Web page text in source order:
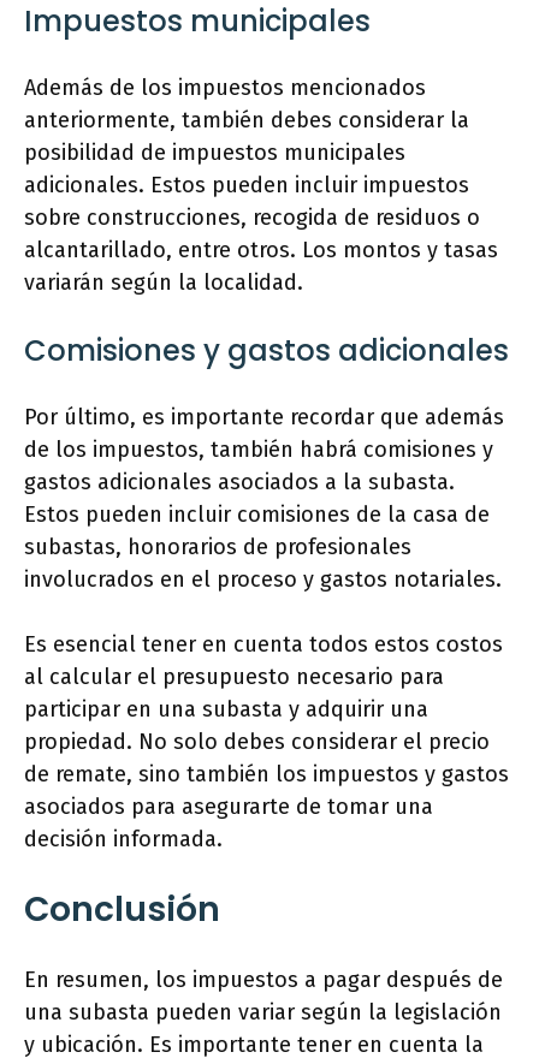
Impuestos municipales
Además de los impuestos mencionados
anteriormente, también debes considerar la
posibilidad de impuestos municipales
adicionales. Estos pueden incluir impuestos
sobre construcciones, recogida de residuos o
alcantarillado, entre otros. Los montos y tasas
variarán según la localidad.
Comisiones y gastos adicionales
Por último, es importante recordar que además
de los impuestos, también habrá comisiones y
gastos adicionales asociados a la subasta.
Estos pueden incluir comisiones de la casa de
subastas, honorarios de profesionales
involucrados en el proceso y gastos notariales.
Es esencial tener en cuenta todos estos costos
al calcular el presupuesto necesario para
participar en una subasta y adquirir una
propiedad. No solo debes considerar el precio
de remate, sino también los impuestos y gastos
asociados para asegurarte de tomar una
decisión informada.
Conclusión
En resumen, los impuestos a pagar después de
una subasta pueden variar según la legislación
y ubicación. Es importante tener en cuenta la